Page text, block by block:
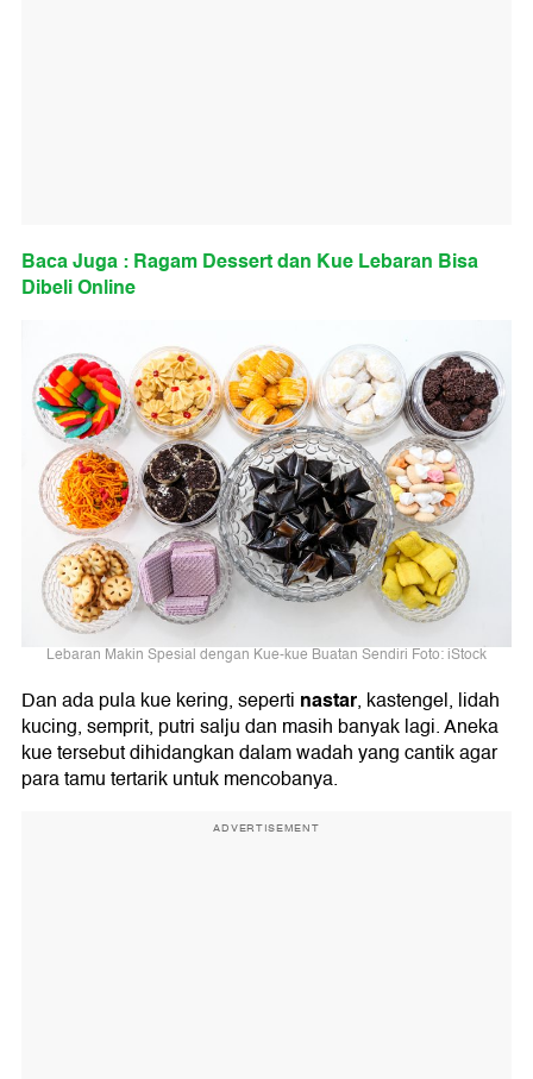
Baca Juga : Ragam Dessert dan Kue Lebaran Bisa
Dibeli Online
Lebaran Makin Spesial dengan Kue-kue Buatan Sendiri Foto: iStock
Dan ada pula kue kering, seperti nastar, kastengel, lidah
kucing, semprit, putri salju dan masih banyak lagi. Aneka
kue tersebut dihidangkan dalam wadah yang cantik agar
para tamu tertarik untuk mencobanya.
ADVERTISEMENT